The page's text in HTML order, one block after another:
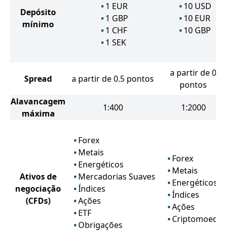
Depósito
mínimo
1 EUR
1 GBP
1 CHF
1 SEK
10 USD
10 EUR
10 GBP
Spread a partir de 0.5 pontos
a partir de 0
pontos
Alavancagem
máxima
1:400 1:2000
Ativos de
negociação
(CFDs)
Forex
Metais
Energéticos
Mercadorias Suaves
Índices
Ações
ETF
Obrigações
Forex
Metais
Energéticos
Índices
Ações
Criptomoeda